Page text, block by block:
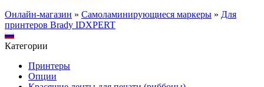
Онлайн-магазин » Самоламинирующиеся маркеры » Для
принтеров Brady IDXPERT
Категории
Принтеры
Опции